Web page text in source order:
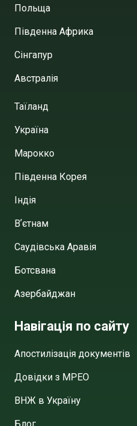
Польща
Південна Африка
Сінгапур
Австралія
Таїланд
Україна
Марокко
Південна Корея
Індія
Вʼєтнам
Саудівська Аравія
Ботсвана
Азербайджан
Навігація по сайту
Апостилізація документів
Довідки з МРЕО
ВНЖ в Україну